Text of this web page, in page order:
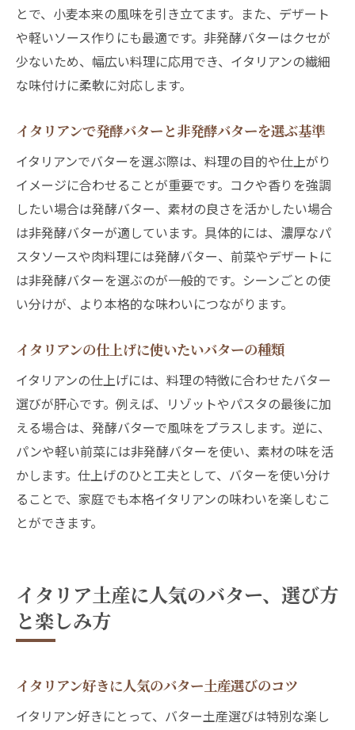
とで、小麦本来の風味を引き立てます。また、デザート
や軽いソース作りにも最適です。非発酵バターはクセが
少ないため、幅広い料理に応用でき、イタリアンの繊細
な味付けに柔軟に対応します。
イタリアンで発酵バターと非発酵バターを選ぶ基準
イタリアンでバターを選ぶ際は、料理の目的や仕上がり
イメージに合わせることが重要です。コクや香りを強調
したい場合は発酵バター、素材の良さを活かしたい場合
は非発酵バターが適しています。具体的には、濃厚なパ
スタソースや肉料理には発酵バター、前菜やデザートに
は非発酵バターを選ぶのが一般的です。シーンごとの使
い分けが、より本格的な味わいにつながります。
イタリアンの仕上げに使いたいバターの種類
イタリアンの仕上げには、料理の特徴に合わせたバター
選びが肝心です。例えば、リゾットやパスタの最後に加
える場合は、発酵バターで風味をプラスします。逆に、
パンや軽い前菜には非発酵バターを使い、素材の味を活
かします。仕上げのひと工夫として、バターを使い分け
ることで、家庭でも本格イタリアンの味わいを楽しむこ
とができます。
イタリア土産に人気のバター、選び方
と楽しみ方
イタリアン好きに人気のバター土産選びのコツ
イタリアン好きにとって、バター土産選びは特別な楽し